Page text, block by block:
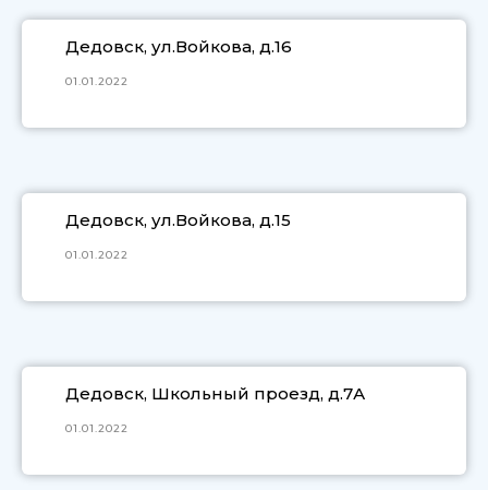
Дедовск, ул.Войкова, д.16
01.01.2022
Дедовск, ул.Войкова, д.15
01.01.2022
Дедовск, Школьный проезд, д.7А
01.01.2022